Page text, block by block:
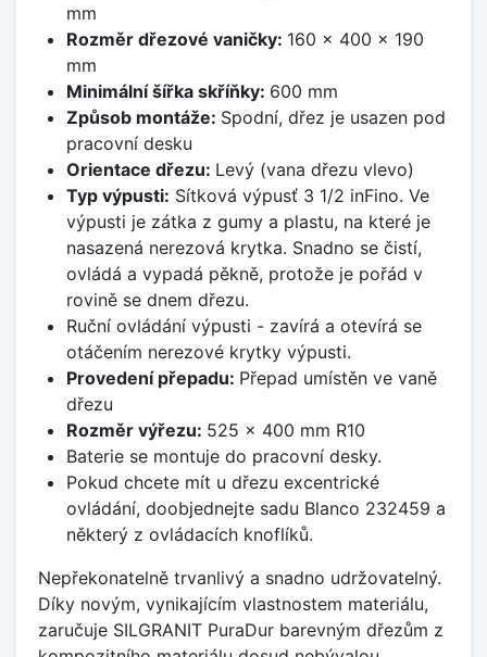
mm
Rozměr dřezové vaničky: 160 x 400 x 190
mm
Minimální šířka skříňky: 600 mm
Způsob montáže: Spodní, dřez je usazen pod
pracovní desku
Orientace dřezu: Levý (vana dřezu vlevo)
Typ výpusti: Sítková výpusť 3 1/2 inFino. Ve
výpusti je zátka z gumy a plastu, na které je
nasazená nerezová krytka. Snadno se čistí,
ovládá a vypadá pěkně, protože je pořád v
rovině se dnem dřezu.
Ruční ovládání výpusti - zavírá a otevírá se
otáčením nerezové krytky výpusti.
Provedení přepadu: Přepad umístěn ve vaně
dřezu
Rozměr výřezu: 525 x 400 mm R10
Baterie se montuje do pracovní desky.
Pokud chcete mít u dřezu excentrické
ovládání, doobjednejte sadu Blanco 232459 a
některý z ovládacích knoflíků.
Nepřekonatelně trvanlivý a snadno udržovatelný.
Díky novým, vynikajícím vlastnostem materiálu,
zaručuje SILGRANIT PuraDur barevným dřezům z